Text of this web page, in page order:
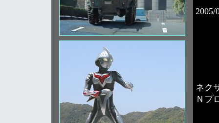
2005/
ネク
Ｎプ